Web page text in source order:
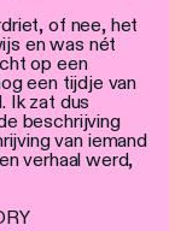
of nee, het
en was nét
op een
een tijdje van
Ik zat dus
beschrijving
van iemand
verhaal werd,